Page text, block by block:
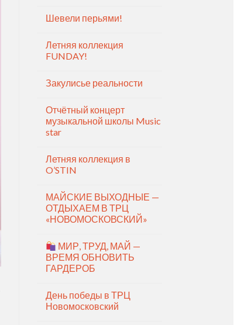
Шевели перьями!
Летняя коллекция
FUNDAY!
Закулисье реальности
Отчётный концерт
музыкальной школы Music
star
Летняя коллекция в
O’STIN
МАЙСКИЕ ВЫХОДНЫЕ —
ОТДЫХАЕМ В ТРЦ
«НОВОМОСКОВСКИЙ»
МИР, ТРУД, МАЙ —
ВРЕМЯ ОБНОВИТЬ
ГАРДЕРОБ
День победы в ТРЦ
Новомосковский